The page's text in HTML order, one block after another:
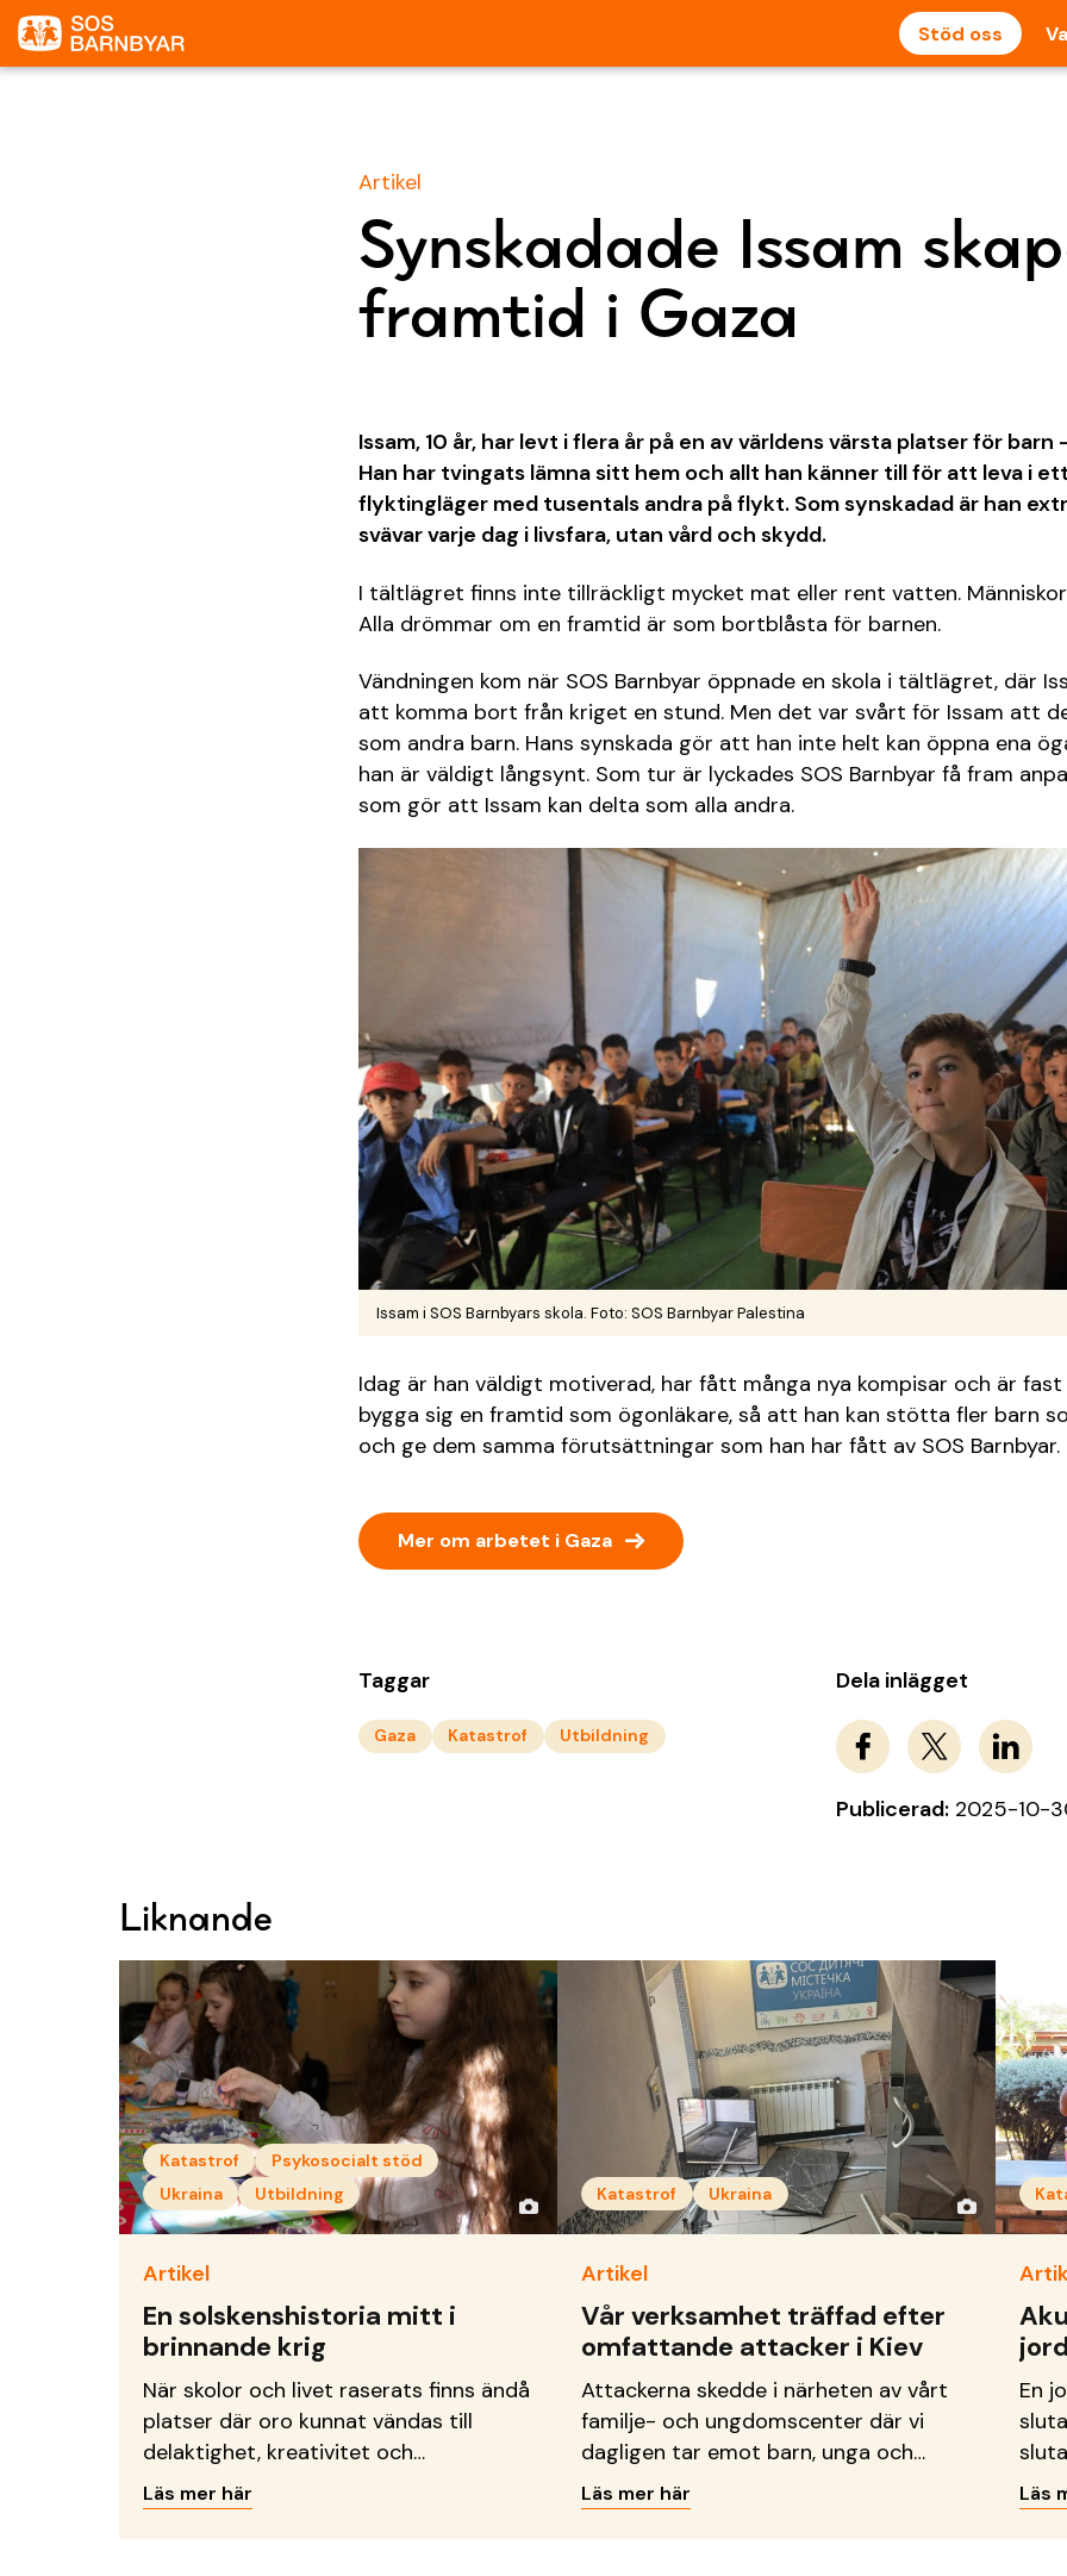
Stöd oss
Artikel
Synskadade Issam
framtid i Gaza
Issam, 10 år, har levt i flera år på en av världens värsta platser för barn
Han har tvingats lämna sitt hem och allt han känner till för att leva i
flyktingläger med tusentals andra på flykt. Som synskadad är han
svävar varje dag i livsfara, utan vård och skydd.
I tältlägret finns inte tillräckligt mycket mat eller rent vatten.
Alla drömmar om en framtid är som bortblåsta för barnen.
Vändningen kom när SOS Barnbyar öppnade en skola i tältlägret, där
att komma bort från kriget en stund. Men det var svårt för Issam att
som andra barn. Hans synskada gör att han inte helt kan öppna ena
han är väldigt långsynt. Som tur är lyckades SOS Barnbyar få fram
som gör att Issam kan delta som alla andra.
Issam i SOS Barnbyars skola. Foto: SOS Barnbyar Palestina
Idag är han väldigt motiverad, har fått många nya kompisar och är
bygga sig en framtid som ögonläkare, så att han kan stötta fler barn
och ge dem samma förutsättningar som han har fått av SOS Barnbyar.
Mer om arbetet i Gaza →
Taggar
Gaza Katastrof Utbildning
Dela inlägget
Publicerad: 2025-10-
Liknande
Katastrof
Psykosocialt stöd
Ukraina
Utbildning
Artikel
En solskenshistoria mitt i
brinnande krig
När skolor och livet raserats finns ändå
platser där oro kunnat vändas till
delaktighet, kreativitet och
framtidsdrömmar.
Läs mer här
Katastrof Ukraina
Artikel
Vår verksamhet träffad efter
omfattande attacker i Kiev
Attackerna skedde i närheten av vårt
familje- och ungdomscenter där vi
dagligen tar emot barn, unga och
familjer.
Läs mer här
En
Läs